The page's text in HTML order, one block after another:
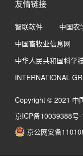
友情链接
智联软件 中国农
中国畜牧业信息网
中华人民共和国科学
INTERNATIONAL
Copyright © 2021 中
京ICP备10039388号-
京公网安备